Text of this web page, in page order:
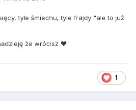
tyle śmiechu, tyle frajdy "ale to już
że wrócisz ❤
1